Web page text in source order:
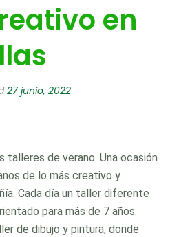
en
27 junio, 2022
talleres de verano. Una ocasión
de lo más creativo y
Cada día un taller diferente
para más de 7 años.
de dibujo y pintura, donde